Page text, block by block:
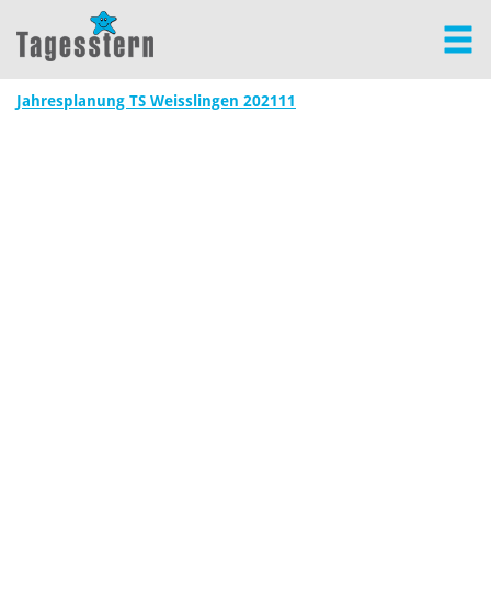
Jahresplanung TS Weisslingen 202111